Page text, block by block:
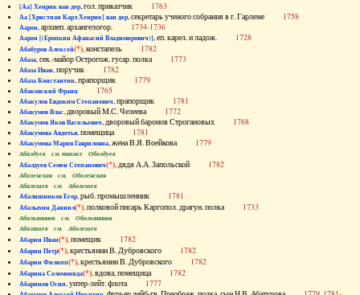
[Аа] Хенрик ван дер, гол. приказчик 1763
Аа [Христиан Карл Хенрик] ван дер, секретарь ученого собрания в г. Гарлеме 1758
Аарон, архиеп. архангелогор. 1734-1736
Аарон [(Еропкин Афанасий Владимирович)], еп. карел. и ладож. 1728
Абабуров Алексей(*), констапель 1782
Абаза, сек.-майор Острогож. гусар. полка 1773
Абаза Иван, поручик 1782
Абаза Константин, прапорщик 1779
Абаковский Франц 1765
Абакулов Евдоким Степанович, прапорщик 1781
Абакумов Влас, дворовый М.С. Челеева 1772
Абакумов Яков Васильевич, дворовый баронов Строгановых 1768
Абакумова Авдотья, помещица 1781
Абакумова Мария Гавриловна, жена В.Я. Воейкова 1779
Абалдуев см. также Оболдуев
Абалдуев Семен Степанович(*), дядя А.А. Запольской 1782
Абаленская см. Оболенская
Абалешев см. Аболешев
Абалишников Егор, рыб. промышленник 1781
Абалыхин Даниил(*), полковой писарь Каргопол. драгун. полка 1733
Абальянинов см. Обольянинов
Абаляшев см. Аболешев
Абарин Иван(*), помещик 1782
Абарин Петр(*), крестьянин В. Дубровского 1782
Абарин Филипп(*), крестьянин В. Дубровского 1782
Абарина Соломонида(*), вдова, помещица 1782
Абаринов Осип, унтер-лейт. флота 1777